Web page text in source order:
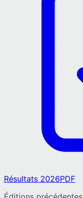
Résultats 2026PDF